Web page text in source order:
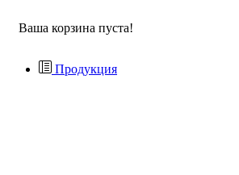
Ваша корзина пуста!
Продукция